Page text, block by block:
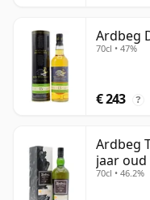
Ardbeg
70cl • 47%
€ 243 ?
Ardbeg
jaar oud
70cl • 46.2%